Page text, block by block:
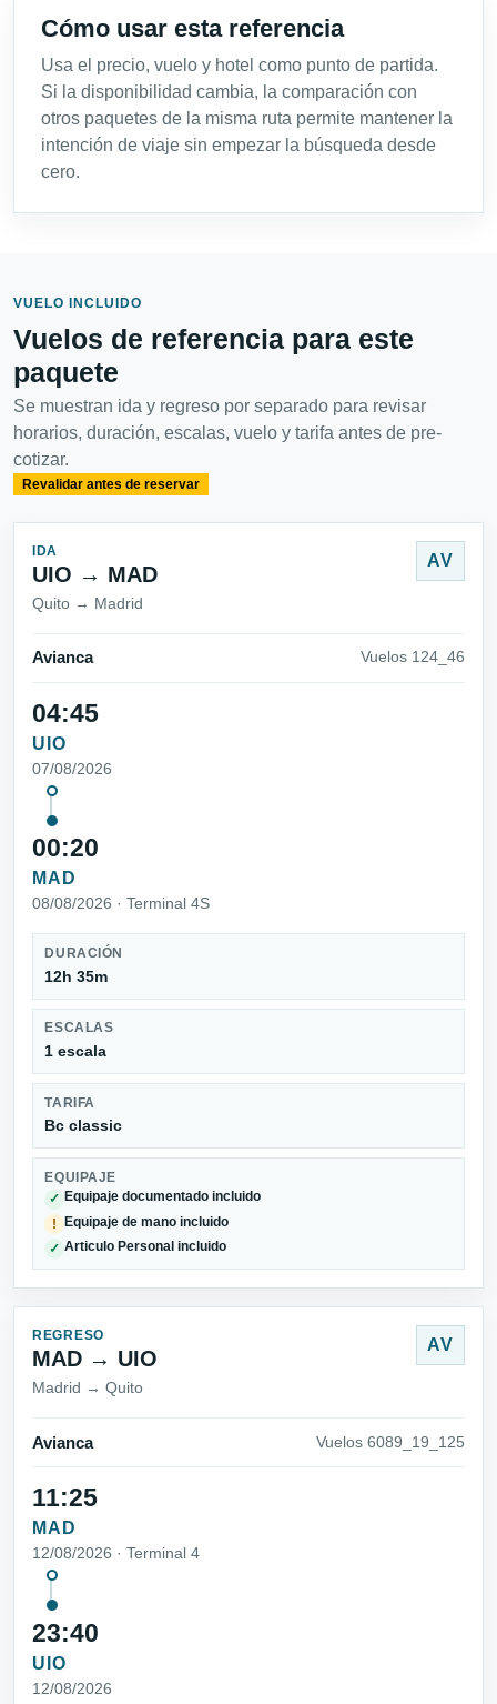
Cómo usar esta referencia
Usa el precio, vuelo y hotel como punto de partida.
Si la disponibilidad cambia, la comparación con
otros paquetes de la misma ruta permite mantener la
intención de viaje sin empezar la búsqueda desde
cero.
VUELO INCLUIDO
Vuelos de referencia para este
paquete
Se muestran ida y regreso por separado para revisar
horarios, duración, escalas, vuelo y tarifa antes de pre-
cotizar.
Revalidar antes de reservar
IDA
UIO → MAD
Quito → Madrid
AV
Avianca Vuelos 124_46
04:45
UIO
07/08/2026
00:20
MAD
08/08/2026 · Terminal 4S
DURACIÓN
12h 35m
ESCALAS
1 escala
TARIFA
Bc classic
EQUIPAJE
✓ Equipaje documentado incluido
! Equipaje de mano incluido
✓ Articulo Personal incluido
REGRESO
MAD → UIO
Madrid → Quito
AV
Avianca Vuelos 6089_19_125
11:25
MAD
12/08/2026 · Terminal 4
23:40
UIO
12/08/2026